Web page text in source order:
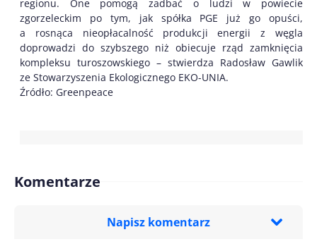
regionu. One pomogą zadbać o ludzi w powiecie
zgorzeleckim po tym, jak spółka PGE już go opuści,
a rosnąca nieopłacalność produkcji energii z węgla
doprowadzi do szybszego niż obiecuje rząd zamknięcia
kompleksu turoszowskiego – stwierdza Radosław Gawlik
ze Stowarzyszenia Ekologicznego EKO-UNIA.
Źródło: Greenpeace
Komentarze
Napisz komentarz